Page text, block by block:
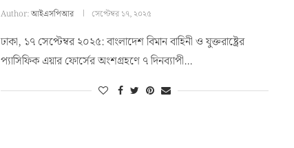
Author:আইএসপিআর সেপ্টেম্বর ১৭, ২০২৫
ঢাকা, ১৭ সেপ্টেম্বর ২০২৫: বাংলাদেশ বিমান বাহিনী ও যুক্তরাষ্ট্রের
প্যাসিফিক এয়ার ফোর্সের অংশগ্রহণে ৭ দিনব্যাপী…